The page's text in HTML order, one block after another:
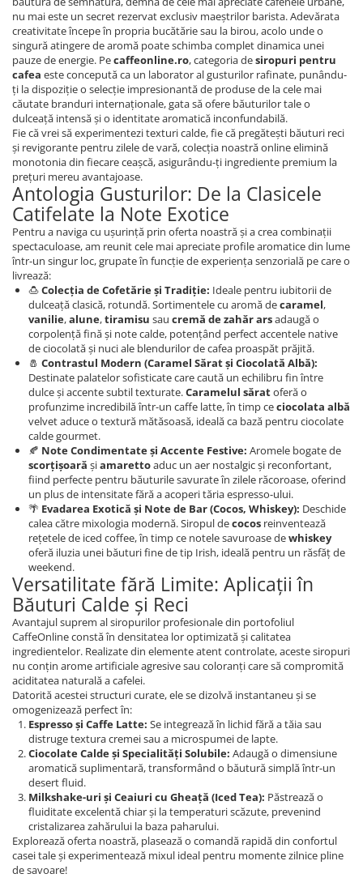
nu mai este un secret rezervat exclusiv maeștrilor barista. Adevărata
creativitate începe în propria bucătărie sau la birou, acolo unde o
singură atingere de aromă poate schimba complet dinamica unei
pauze de energie. Pecaffeonline.ro, categoria desiropuri pentru
cafea este concepută ca un laborator al gusturilor rafinate, punându-
ți la dispoziție o selecție impresionantă de produse de la cele mai
căutate branduri internaționale, gata să ofere băuturilor tale o
dulceață intensă și o identitate aromatică inconfundabilă.
Fie că vrei să experimentezi texturi calde, fie că pregătești băuturi reci
și revigorante pentru zilele de vară, colecția noastră online elimină
monotonia din fiecare ceașcă, asigurându-ți ingrediente premium la
prețuri mereu avantajoase.
Antologia Gusturilor: De la Clasicele
Catifelate la Note Exotice
Pentru a naviga cu ușurință prin oferta noastră și a crea combinații
spectaculoase, am reunit cele mai apreciate profile aromatice din lume
într-un singur loc, grupate în funcție de experiența senzorială pe care o
livrează:
🍮Colecția de Cofetărie și Tradiție: Ideale pentru iubitorii de
dulceață clasică, rotundă. Sortimentele cu aromă decaramel,
vanilie,alune,tiramisu sau cremă de zahăr arsadaugă o
corpolență fină și note calde, potențând perfect accentele native
de ciocolată și nuci ale blendurilor de cafea proaspăt prăjită.
🧂 Contrastul Modern (Caramel Sărat și Ciocolată Albă):
Destinate palatelor sofisticate care caută un echilibru fin între
dulce și accente subtil texturate.Caramelul săratoferă o
profunzime incredibilă într-un caffe latte, în timp ceciocolata albă
velvet aduce o textură mătăsoasă, ideală ca bază pentru ciocolate
calde gourmet.
🍂 Note Condimentate și Accente Festive: Aromele bogate de
scorțișoară șiamarettoaduc un aer nostalgic și reconfortant,
fiind perfecte pentru băuturile savurate în zilele răcoroase, oferind
un plus de intensitate fără a acoperi tăria espresso-ului.
🌴 Evadarea Exotică și Note de Bar (Cocos, Whiskey): Deschide
calea către mixologia modernă. Siropul decocos reinventează
rețetele de iced coffee, în timp ce notele savuroase dewhiskey
oferă iluzia unei băuturi fine de tip Irish, ideală pentru un răsfăț de
weekend.
Versatilitate fără Limite: Aplicații în
Băuturi Calde și Reci
Avantajul suprem al siropurilor profesionale din portofoliul
CaffeOnline constă în densitatea lor optimizată și calitatea
ingredientelor. Realizate din elemente atent controlate, aceste siropuri
nu conțin arome artificiale agresive sau coloranți care să compromită
aciditatea naturală a cafelei.
Datorită acestei structuri curate, ele se dizolvă instantaneu și se
omogenizează perfect în:
Espresso și Caffe Latte: Se integrează în lichid fără a tăia sau
distruge textura cremei sau a microspumei de lapte.
Ciocolate Calde și Specialități Solubile: Adaugă o dimensiune
aromatică suplimentară, transformând o băutură simplă într-un
desert fluid.
Milkshake-uri și Ceaiuri cu Gheață (Iced Tea): Păstrează o
fluiditate excelentă chiar și la temperaturi scăzute, prevenind
cristalizarea zahărului la baza paharului.
Explorează oferta noastră, plasează o comandă rapidă din confortul
casei tale și experimentează mixul ideal pentru momente zilnice pline
de savoare!